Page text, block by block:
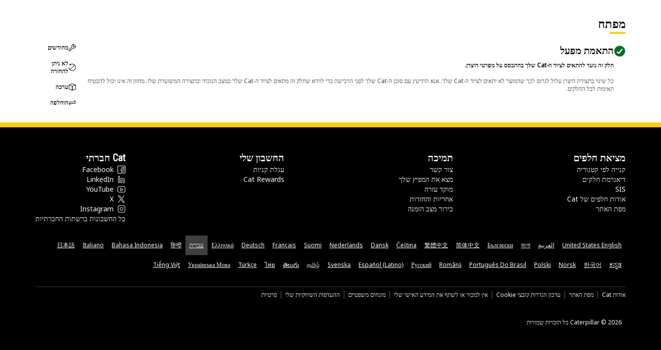
מפתח
התאמת מפעל
חלק זה נועד להתאים לציוד ה-Cat שלך בהתבסס על מפרטי היצרן.
כל שינוי בתצורת היצרן עלול לגרום לכך שהמוצר לא יתאים לציוד ה-Cat שלך. אנא התייעץ עם סוכן ה-Cat שלך לפני הרכישה כדי לוודא שחלק זה מתאים לציוד ה-Cat שלך במצב הנוכחי ובתצורה המשוערת שלו. מחוון זה אינו יכול להבטיח
תאימות לכל החלקים.
מחודשים
לא ניתן
להחזרה
ערכה
הוחלפה
מציאת חלפים
קנייה לפי קטגוריה
דיאגרמת חלקים
SIS
אודות חלפים של Cat
מפת האתר
תמיכה
צור קשר
מצא את המפיץ שלך
מוקד עזרה
אחריות והחזרות
בירור מצב הזמנה
החשבון שלי
עגלת קניות
Cat Rewards
Cat חברתי
Facebook
LinkedIn
YouTube
X
Instagram
כל החשבונות ברשתות החברתיות
United States English العربية বাংলা
Български
简体中文
繁體中文
Čeština
Dansk
Nederlands
Suomi
Français
Deutsch
Ελληνικά עברית हिन्दी
Bahasa Indonesia
Italiano
日本語
ಕನ್ನಡ
한국어
Norsk
Polski
Português Do Brasil
Română
Русский
Español (Latino)
Svenska
தமிழ்
తెలుగు
ไทย
Türkçe
Українська Мова
Tiếng Việt
אודות Cat מפת האתר עדכון הגדרות קובצי Cookie אין למכור או לשתף את המידע האישי שלי מונחים משפטיים ההעדפות השיווקיות שלי פרטיות
Caterpillar ©‎ 2026 כל הזכויות שמורות